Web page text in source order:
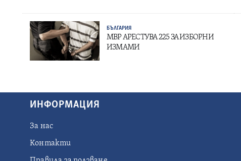
БЪЛГАРИЯ
МВР АРЕСТУВА 225 ЗА ИЗБОРНИ
ИЗМАМИ
ИНФОРМАЦИЯ
За нас
Контакти